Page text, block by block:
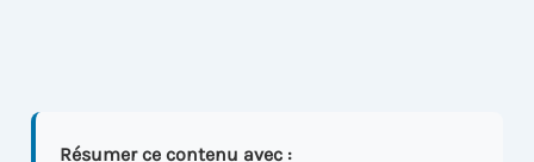
Résumer ce contenu avec :